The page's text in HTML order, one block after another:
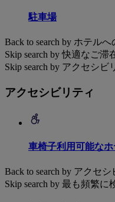
駐車場
Back to search by ホテル
Skip search by 快適なご滞
Skip search by アクセシビ
アクセシビリティ
車椅子利用可能な
Back to search by アクセシ
Skip search by 最も頻繁